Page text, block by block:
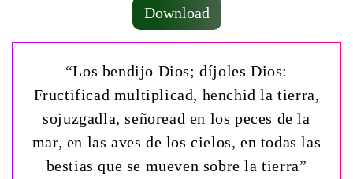
Download
“Los bendijo Dios; díjoles Dios:
Fructificad multiplicad, henchid la tierra,
sojuzgadla, señoread en los peces de la
mar, en las aves de los cielos, en todas las
bestias que se mueven sobre la tierra”